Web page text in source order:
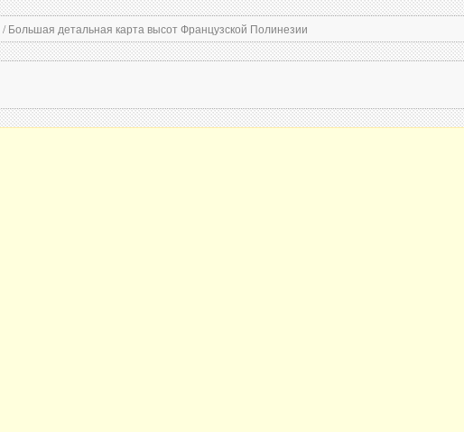
/Большая детальная карта высот Французской Полинезии